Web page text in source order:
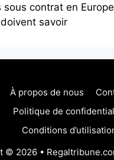
sous contrat en
savoir
À propos de nous
Politique de
Conditions
© 2026 •